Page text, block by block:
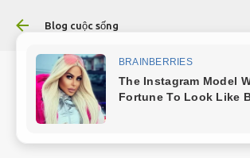
Chuyển đến nội dung chính
Blog cuộc sống